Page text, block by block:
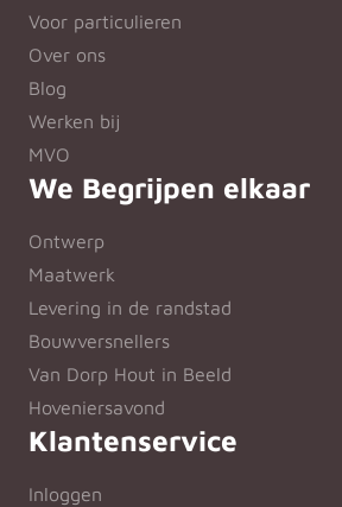
Voor particulieren
Over ons
Blog
Werken bij
MVO
We Begrijpen elkaar
Ontwerp
Maatwerk
Levering in de randstad
Bouwversnellers
Van Dorp Hout in Beeld
Hoveniersavond
Klantenservice
Inloggen